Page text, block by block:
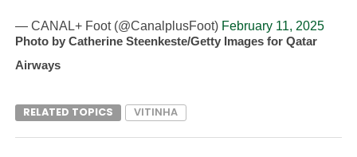
— CANAL+ Foot (@CanalplusFoot) February 11, 2025
Photo by Catherine Steenkeste/Getty Images for Qatar
Airways
RELATED TOPICS VITINHA